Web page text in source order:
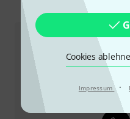
Cookies
Impressum ·
So